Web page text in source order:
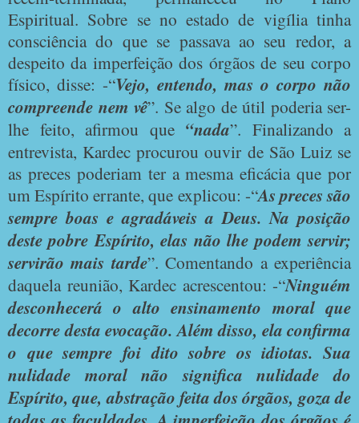
Espiritual. Sobre se no estado de vigília tinha
consciência do que se passava ao seu redor, a
despeito da imperfeição dos órgãos de seu corpo
físico, disse: -“Vejo, entendo, mas o corpo não
compreende nem vê”. Se algo de útil poderia ser-
lhe feito, afirmou que “nada”. Finalizando a
entrevista, Kardec procurou ouvir de São Luiz se
as preces poderiam ter a mesma eficácia que por
um Espírito errante, que explicou: -“As preces são
sempre boas e agradáveis a Deus. Na posição
deste pobre Espírito, elas não lhe podem servir;
servirão mais tarde”. Comentando a experiência
daquela reunião, Kardec acrescentou: -“Ninguém
desconhecerá o alto ensinamento moral que
decorre desta evocação. Além disso, ela confirma
o que sempre foi dito sobre os idiotas. Sua
nulidade moral não significa nulidade do
Espírito, que, abstração feita dos órgãos, goza de